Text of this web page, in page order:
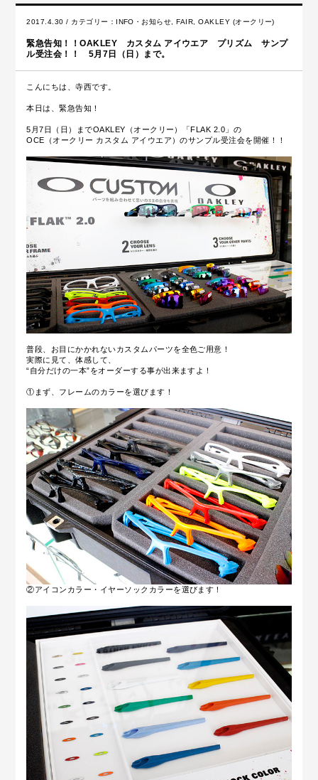
2017.4.30 / カテゴリー： INFO・お知らせ,FAIR,OAKLEY (オークリー)
緊急告知！！OAKLEY カスタム アイウエア プリズム サンプ
ル受注会！！ 5月7日（日）まで。
こんにちは、寺西です。
本日は、緊急告知！
5月7日（日）までOAKLEY（オークリー）「FLAK 2.0」の
OCE（オークリー カスタム アイウエア）のサンプル受注会を開催！！
普段、お目にかかれないカスタムパーツを全色ご用意！
実際に見て、体感して、
“自分だけの一本”をオーダーする事が出来ますよ！
①まず、フレームのカラーを選びます！
②アイコンカラー・イヤーソックカラーを選びます！